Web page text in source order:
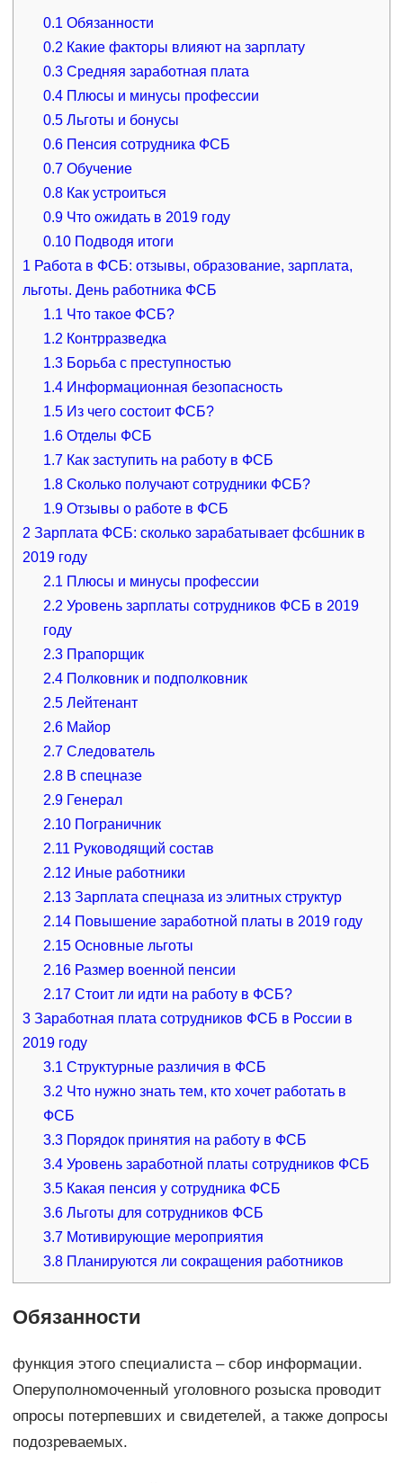
0.1 Обязанности
0.2 Какие факторы влияют на зарплату
0.3 Средняя заработная плата
0.4 Плюсы и минусы профессии
0.5 Льготы и бонусы
0.6 Пенсия сотрудника ФСБ
0.7 Обучение
0.8 Как устроиться
0.9 Что ожидать в 2019 году
0.10 Подводя итоги
1 Работа в ФСБ: отзывы, образование, зарплата,
льготы. День работника ФСБ
1.1 Что такое ФСБ?
1.2 Контрразведка
1.3 Борьба с преступностью
1.4 Информационная безопасность
1.5 Из чего состоит ФСБ?
1.6 Отделы ФСБ
1.7 Как заступить на работу в ФСБ
1.8 Сколько получают сотрудники ФСБ?
1.9 Отзывы о работе в ФСБ
2 Зарплата ФСБ: сколько зарабатывает фсбшник в
2019 году
2.1 Плюсы и минусы профессии
2.2 Уровень зарплаты сотрудников ФСБ в 2019
году
2.3 Прапорщик
2.4 Полковник и подполковник
2.5 Лейтенант
2.6 Майор
2.7 Следователь
2.8 В спецназе
2.9 Генерал
2.10 Пограничник
2.11 Руководящий состав
2.12 Иные работники
2.13 Зарплата спецназа из элитных структур
2.14 Повышение заработной платы в 2019 году
2.15 Основные льготы
2.16 Размер военной пенсии
2.17 Стоит ли идти на работу в ФСБ?
3Заработная плата сотрудников ФСБ в России в
2019 году
3.1 Структурные различия в ФСБ
3.2 Что нужно знать тем, кто хочет работать в
ФСБ
3.3 Порядок принятия на работу в ФСБ
3.4 Уровень заработной платы сотрудников ФСБ
3.5 Какая пенсия у сотрудника ФСБ
3.6 Льготы для сотрудников ФСБ
3.7 Мотивирующие мероприятия
3.8 Планируются ли сокращения работников
Обязанности
функция этого специалиста – сбор информации.
Оперуполномоченный уголовного розыска проводит
опросы потерпевших и свидетелей, а также допросы
подозреваемых.